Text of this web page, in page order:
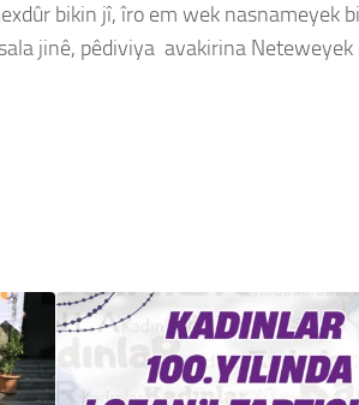
bikin jî, îro em wek nasnameyek
jinê, pêdiviya avakirina